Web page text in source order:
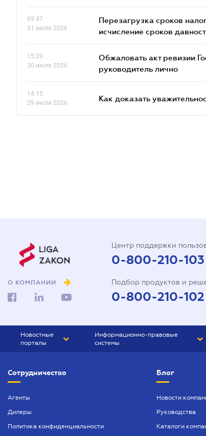
09.47
31 июля 2026
Перезагрузка сроков
исчисление сроков
15.29
30 июля 2026
Обжаловать акт ревизии
руководитель лично
14.15
29 июля 2026
Как доказать
О КОМПАНИИ
Центр поддержки
0-800-210-103
Подбор продуктов и
0-800-210-102
Новостные
порталы
БИЗНЕС
Информационно-правовые
системы
БУХГАЛТЕР ПРОФ
ЮРИСТ ПРОФ
Сотрудничество
Агенты
Дилеры
Политика конфиденциальности
Блог
Новости
Руководства
Каталоги